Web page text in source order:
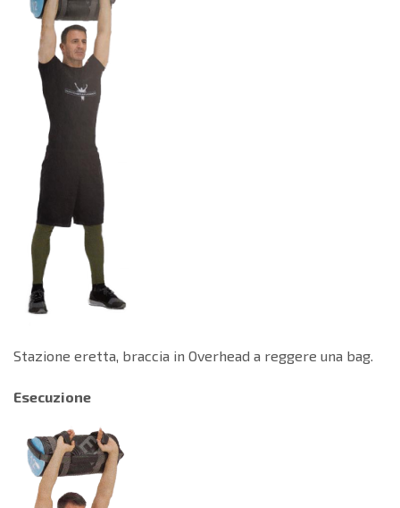
Stazione eretta, braccia in Overhead a reggere una bag.
Esecuzione